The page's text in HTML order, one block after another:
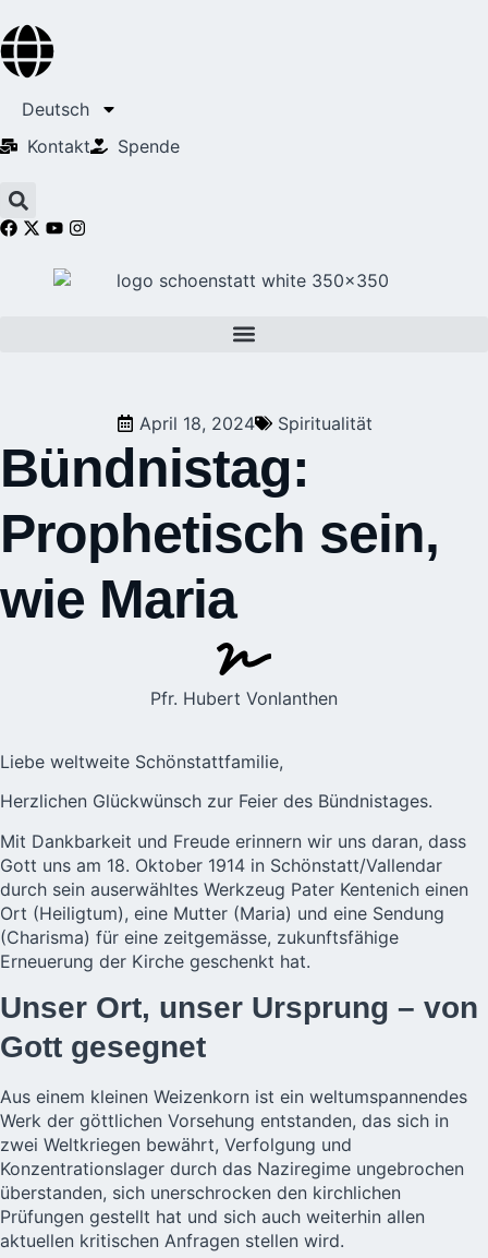
Deutsch
Kontakt
Spende
April 18, 2024 Spiritualität
Bündnistag:
Prophetisch sein,
wie Maria
Pfr. Hubert Vonlanthen
Liebe weltweite Schönstattfamilie,
Herzlichen Glückwünsch zur Feier des Bündnistages.
Mit Dankbarkeit und Freude erinnern wir uns daran, dass
Gott uns am 18. Oktober 1914 in Schönstatt/Vallendar
durch sein auserwähltes Werkzeug Pater Kentenich einen
Ort (Heiligtum), eine Mutter (Maria) und eine Sendung
(Charisma) für eine zeitgemässe, zukunftsfähige
Erneuerung der Kirche geschenkt hat.
Unser Ort, unser Ursprung – von
Gott gesegnet
Aus einem kleinen Weizenkorn ist ein weltumspannendes
Werk der göttlichen Vorsehung entstanden, das sich in
zwei Weltkriegen bewährt, Verfolgung und
Konzentrationslager durch das Naziregime ungebrochen
überstanden, sich unerschrocken den kirchlichen
Prüfungen gestellt hat und sich auch weiterhin allen
aktuellen kritischen Anfragen stellen wird.